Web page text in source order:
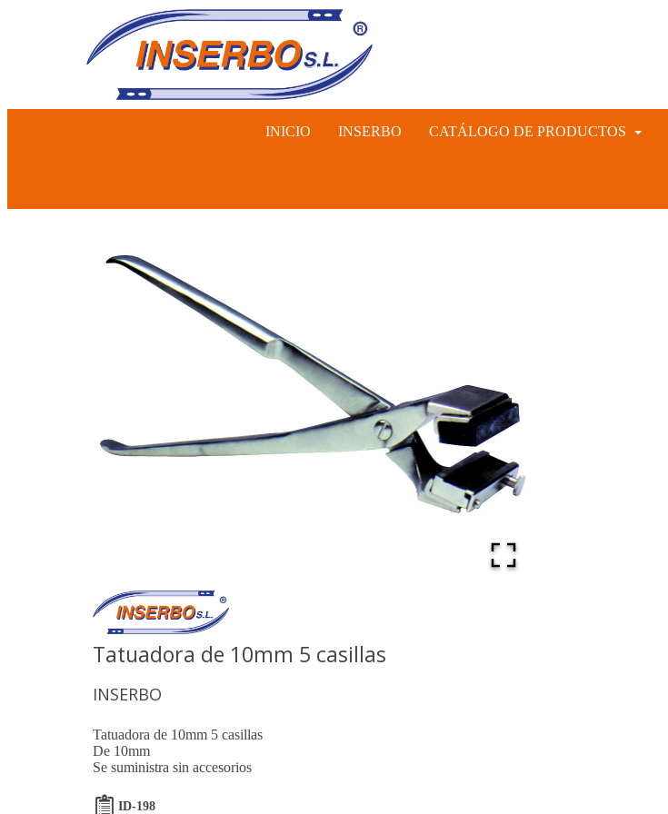
INICIO INSERBO CATÁLOGO DE PRODUCTOS
Tatuadora de 10mm 5 casillas
INSERBO
Tatuadora de 10mm 5 casillas
De 10mm
Se suministra sin accesorios
ID-198